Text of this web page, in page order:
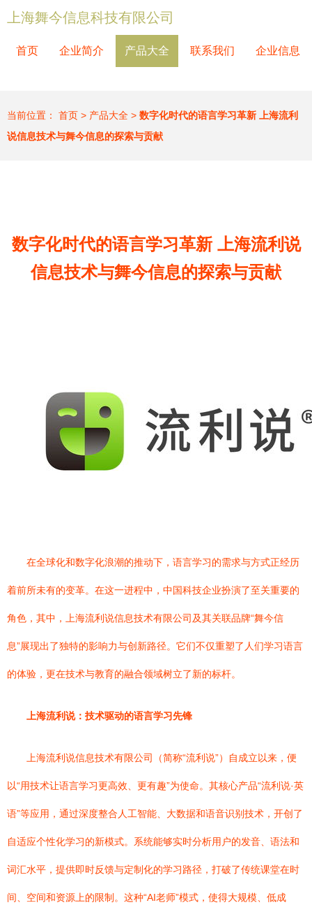
上海舞今信息科技有限公司
首页 企业简介 产品大全 联系我们 企业信息
当前位置： 首页 > 产品大全 > 数字化时代的语言学习革新 上海流利
说信息技术与舞今信息的探索与贡献
数字化时代的语言学习革新 上海流利说
信息技术与舞今信息的探索与贡献
在全球化和数字化浪潮的推动下，语言学习的需求与方式正经历
着前所未有的变革。在这一进程中，中国科技企业扮演了至关重要的
角色，其中，上海流利说信息技术有限公司及其关联品牌“舞今信
息”展现出了独特的影响力与创新路径。它们不仅重塑了人们学习语言
的体验，更在技术与教育的融合领域树立了新的标杆。
上海流利说：技术驱动的语言学习先锋
上海流利说信息技术有限公司（简称“流利说”）自成立以来，便
以“用技术让语言学习更高效、更有趣”为使命。其核心产品“流利说·英
语”等应用，通过深度整合人工智能、大数据和语音识别技术，开创了
自适应个性化学习的新模式。系统能够实时分析用户的发音、语法和
词汇水平，提供即时反馈与定制化的学习路径，打破了传统课堂在时
间、空间和资源上的限制。这种“AI老师”模式，使得大规模、低成